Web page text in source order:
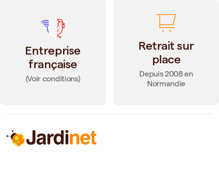
Entreprise
française
(Voir conditions)
Retrait sur
place
Depuis 2008 en
Normandie